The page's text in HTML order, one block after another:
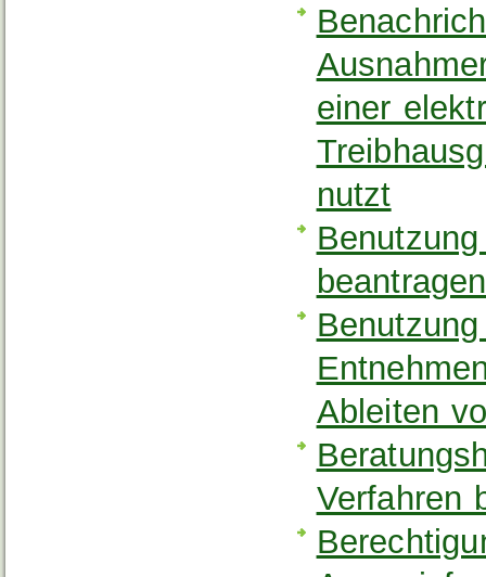
einer
nutzt
beantragen
Ableiten
Verfahren